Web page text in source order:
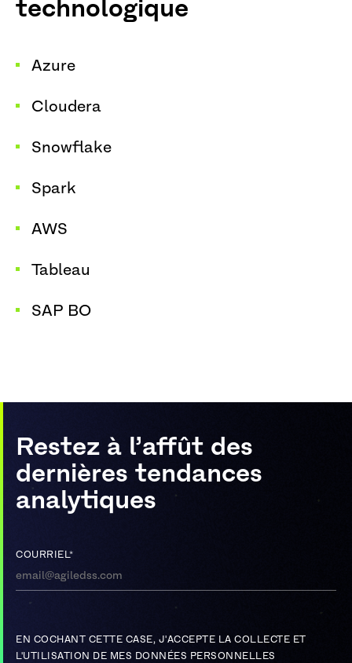
technologique
Azure
Cloudera
Snowflake
Spark
AWS
Tableau
SAP BO
Restez à l’affût des
dernières tendances
analytiques
COURRIEL*
EN COCHANT CETTE CASE, J'ACCEPTE LA COLLECTE ET
L'UTILISATION DE MES DONNÉES PERSONNELLES